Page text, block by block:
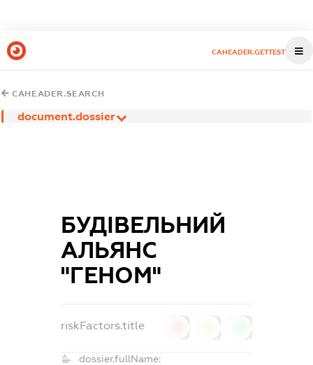
CAHEADER.GETTEST
CAHEADER.SEARCH
document.dossier
БУДІВЕЛЬНИЙ
АЛЬЯНС
"ГЕНОМ"
riskFactors.title
dossier.fullName: